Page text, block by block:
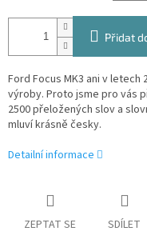
Přidat
Ford Focus MK3 ani v letech
výroby. Proto jsme pro vás
2500 přeložených slov a
mluví krásně česky.
Detailní informace
ZEPTAT SE SDÍLET